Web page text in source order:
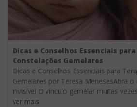
Dicas e Conselhos Essenciais
Constelações Gemelares
Dicas e Conselhos Essenciais para
Gemelares por Teresa MenesesAbra
invisível O vínculo gemelar muitas
ver mais